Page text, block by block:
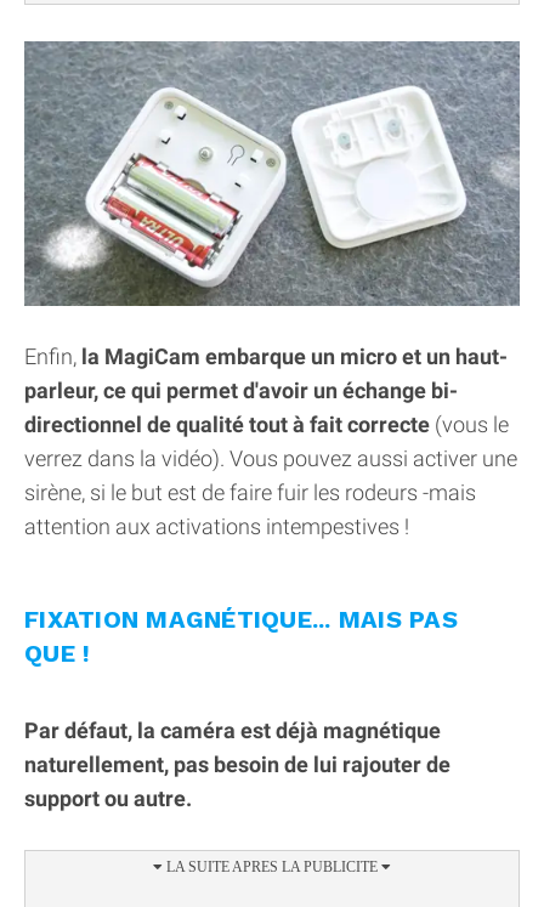
Enfin, la MagiCam embarque un micro et un haut-
parleur, ce qui permet d'avoir un échange bi-
directionnel de qualité tout à fait correcte (vous le
verrez dans la vidéo). Vous pouvez aussi activer une
sirène, si le but est de faire fuir les rodeurs -mais
attention aux activations intempestives !
FIXATION MAGNÉTIQUE... MAIS PAS
QUE !
Par défaut, la caméra est déjà magnétique
naturellement, pas besoin de lui rajouter de
support ou autre.